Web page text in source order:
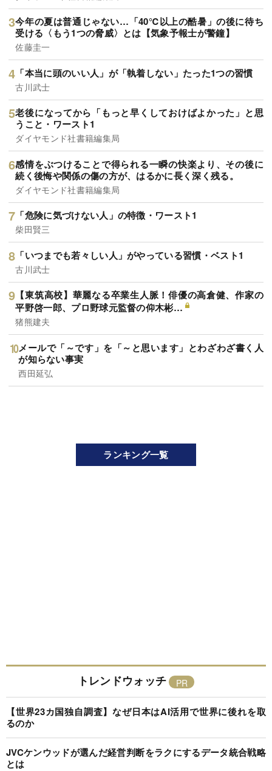
今年の夏は普通じゃない…「40℃以上の酷暑」の後に待ち
受ける〈もう1つの脅威〉とは【気象予報士が警鐘】
佐藤圭一
「本当に頭のいい人」が「執着しない」たった1つの習慣
古川武士
老後になってから「もっと早くしておけばよかった」と思
うこと・ワースト1
ダイヤモンド社書籍編集局
感情をぶつけることで得られる一瞬の快楽より、その後に
続く後悔や関係の傷の方が、はるかに長く深く残る。
ダイヤモンド社書籍編集局
「危険に気づけない人」の特徴・ワースト1
柴田賢三
「いつまでも若々しい人」がやっている習慣・ベスト1
古川武士
【東筑高校】華麗なる卒業生人脈！俳優の高倉健、作家の
平野啓一郎、プロ野球元監督の仰木彬…
猪熊建夫
メールで「～です」を「～と思います」とわざわざ書く人
が知らない事実
西田延弘
ランキング一覧
トレンドウォッチ
【世界23カ国独自調査】なぜ日本はAI活用で世界に後れを取
るのか
JVCケンウッドが選んだ経営判断をラクにするデータ統合戦略
とは